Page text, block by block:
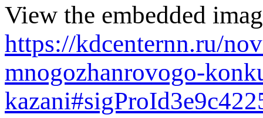
View the embedded
https://kdcenternn.ru/
mnogozhanrovogo-